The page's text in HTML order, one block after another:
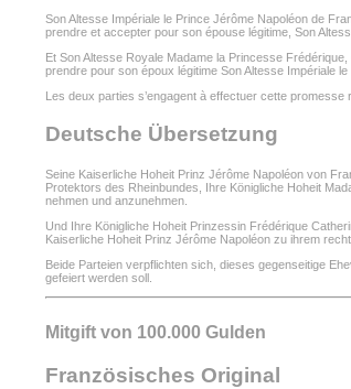
Son Altesse Impériale le Prince Jérôme Napoléon de
prendre et accepter pour son épouse légitime, Son
Et Son Altesse Royale Madame la Princesse
prendre pour son époux légitime Son Altesse Impériale
Les deux parties s’engagent à effectuer cette
Deutsche Übersetzung
Seine Kaiserliche Hoheit Prinz Jérôme Napoléon von
Protektors des Rheinbundes, Ihre Königliche Hoheit
nehmen und anzunehmen.
Und Ihre Königliche Hoheit Prinzessin Frédérique
Kaiserliche Hoheit Prinz Jérôme Napoléon zu ihrem
Beide Parteien verpflichten sich, dieses gegenseitige
gefeiert werden soll.
Mitgift von 100.000 Gulden
Französisches Original